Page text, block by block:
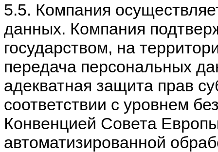
5.5. Компания
данных. Компания
государством, на
передача персональных
адекватная защита прав
соответствии с уровнем
Конвенцией Совета
автоматизированной